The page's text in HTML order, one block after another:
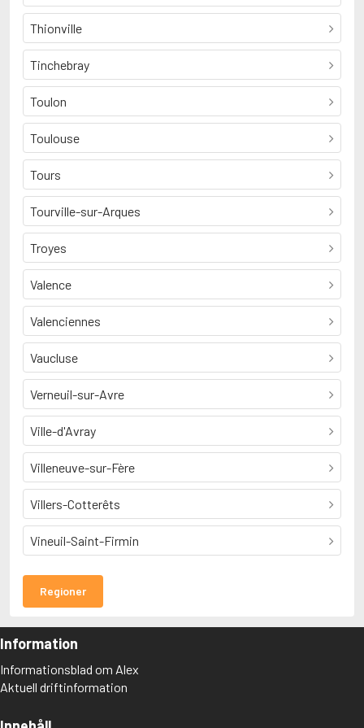
Thionville
Tinchebray
Toulon
Toulouse
Tours
Tourville-sur-Arques
Troyes
Valence
Valenciennes
Vaucluse
Verneuil-sur-Avre
Ville-d'Avray
Villeneuve-sur-Fère
Villers-Cotterêts
Vineuil-Saint-Firmin
Regioner
Information
Informationsblad om Alex
Aktuell driftinformation